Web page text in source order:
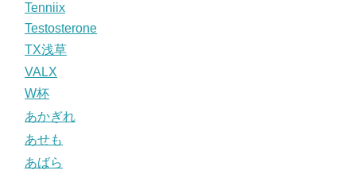
Tenniix
Testosterone
TX浅草
VALX
W杯
あかぎれ
あせも
あばら